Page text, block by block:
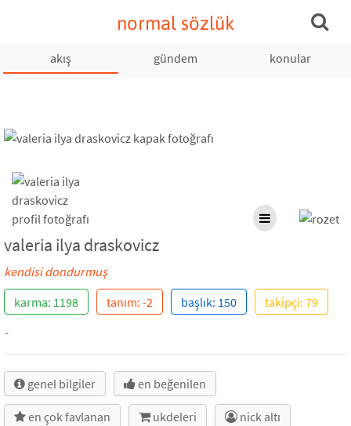
normal sözlük
akış gündem konular
valeria ilya draskovicz
kendisi dondurmuş
karma: 1198
tanım: -2 başlık: 150
takipçi: 79
-
genel bilgiler en beğenilen
en çok favlanan ukdeleri nick altı